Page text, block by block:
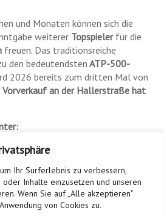
Ihr Surferlebnis zu verbessern,
Inhalte einzusetzen und unseren
Wenn Sie auf „Alle akzeptieren"
von Cookies zu.
und Monaten können sich die
weiterer Topspielerfür die
freuen. Das traditionsreiche
den bedeutendsten ATP-500-
2026 bereits zum dritten Mal von
Vorverkauf an der Hallerstraße hat